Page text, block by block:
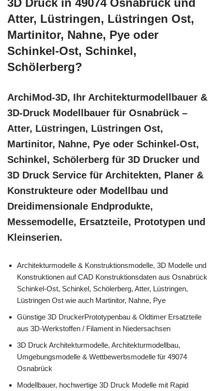
3D Druck in 49074 Osnabrück und
Atter, Lüstringen, Lüstringen Ost,
Martinitor, Nahne, Pye oder
Schinkel-Ost, Schinkel,
Schölerberg?
ArchiMod-3D, Ihr Architekturmodellbauer &
3D-Druck Modellbauer für Osnabrück –
Atter, Lüstringen, Lüstringen Ost,
Martinitor, Nahne, Pye oder Schinkel-Ost,
Schinkel, Schölerberg für 3D Drucker und
3D Druck Service für Architekten, Planer &
Konstrukteure oder Modellbau und
Dreidimensionale Endprodukte,
Messemodelle, Ersatzteile, Prototypen und
Kleinserien.
Architekturmodelle & Konstruktionsmodelle, 3D Modelle und
Konstruktionen auf CAD Konstruktionsdaten aus Osnabrück
Schinkel-Ost, Schinkel, Schölerberg, Atter, Lüstringen,
Lüstringen Ost wie auch Martinitor, Nahne, Pye
Günstige 3D DruckerPrototypenbau & Oldtimer Ersatzteile
aus 3D-Werkstoffen / Filament in Niedersachsen
3D Druck Architekturmodelle, Architekturmodellbau,
Umgebungsmodelle & Wettbewerbsmodelle für 49074
Osnabrück
Modellbauer, hochwertige 3D Druck Modelle mit Rapid